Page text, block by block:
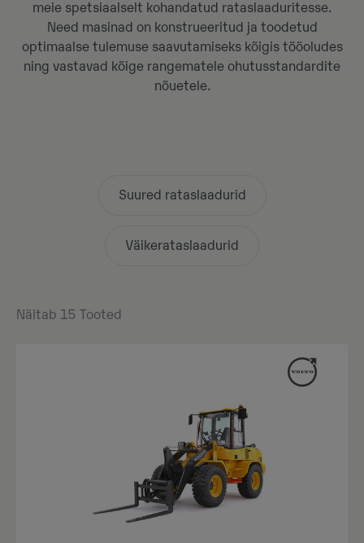
meie spetsiaalselt kohandatud rataslaaduritesse.
Need masinad on konstrueeritud ja toodetud
optimaalse tulemuse saavutamiseks kõigis tööoludes
ning vastavad kõige rangematele ohutusstandardite
nõuetele.
Suured rataslaadurid
Väikerataslaadurid
Näitab 15 Tooted